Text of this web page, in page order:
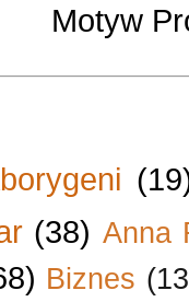
Motyw
(38) Anna
Biznes